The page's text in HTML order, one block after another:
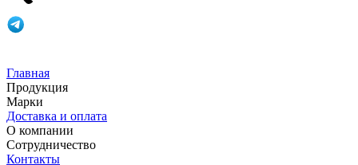
Главная
Продукция
Марки
Доставка и оплата
О компании
Сотрудничество
Контакты